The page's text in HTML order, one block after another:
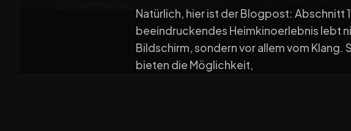
Natürlich, hier ist der Blogpost: Abschnitt
beeindruckendes Heimkinoerlebnis lebt
Bildschirm, sondern vor allem vom
bieten die Möglichkeit,